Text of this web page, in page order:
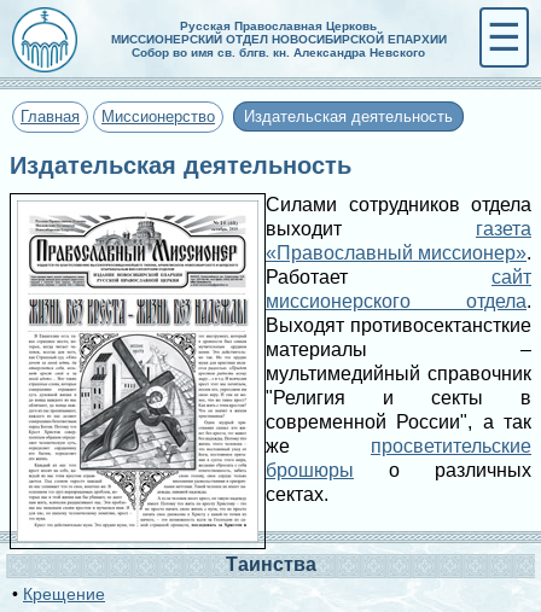
Русская Православная Церковь
МИССИОНЕРСКИЙ ОТДЕЛ НОВОСИБИРСКОЙ ЕПАРХИИ
Собор во имя св. блгв. кн. Александра Невского
☰
Главная Миссионерство Издательская деятельность
Издательская деятельность
Силами сотрудников отдела
выходит газета
«Православный миссионер».
Работает сайт
миссионерского отдела.
Выходят противосектансткие
материалы –
мультимедийный справочник
"Религия и секты в
современной России", а так
же просветительские
брошюры о различных
сектах.
Таинства
• Крещение